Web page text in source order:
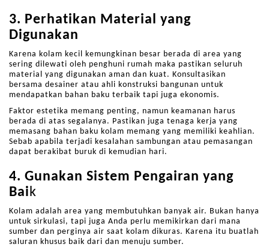
3. Perhatikan Material yang
Digunakan
Karena kolam kecil kemungkinan besar berada di area yang
sering dilewati oleh penghuni rumah maka pastikan seluruh
material yang digunakan aman dan kuat. Konsultasikan
bersama desainer atau ahli konstruksi bangunan untuk
mendapatkan bahan baku terbaik tapi juga ekonomis.
Faktor estetika memang penting, namun keamanan harus
berada di atas segalanya. Pastikan juga tenaga kerja yang
memasang bahan baku kolam memang yang memiliki keahlian.
Sebab apabila terjadi kesalahan sambungan atau pemasangan
dapat berakibat buruk di kemudian hari.
4. Gunakan Sistem Pengairan yang
Bai k
Kolam adalah area yang membutuhkan banyak air. Bukan hanya
untuk sirkulasi, tapi juga Anda perlu memikirkan dari mana
sumber dan perginya air saat kolam dikuras. Karena itu buatlah
saluran khusus baik dari dan menuju sumber.